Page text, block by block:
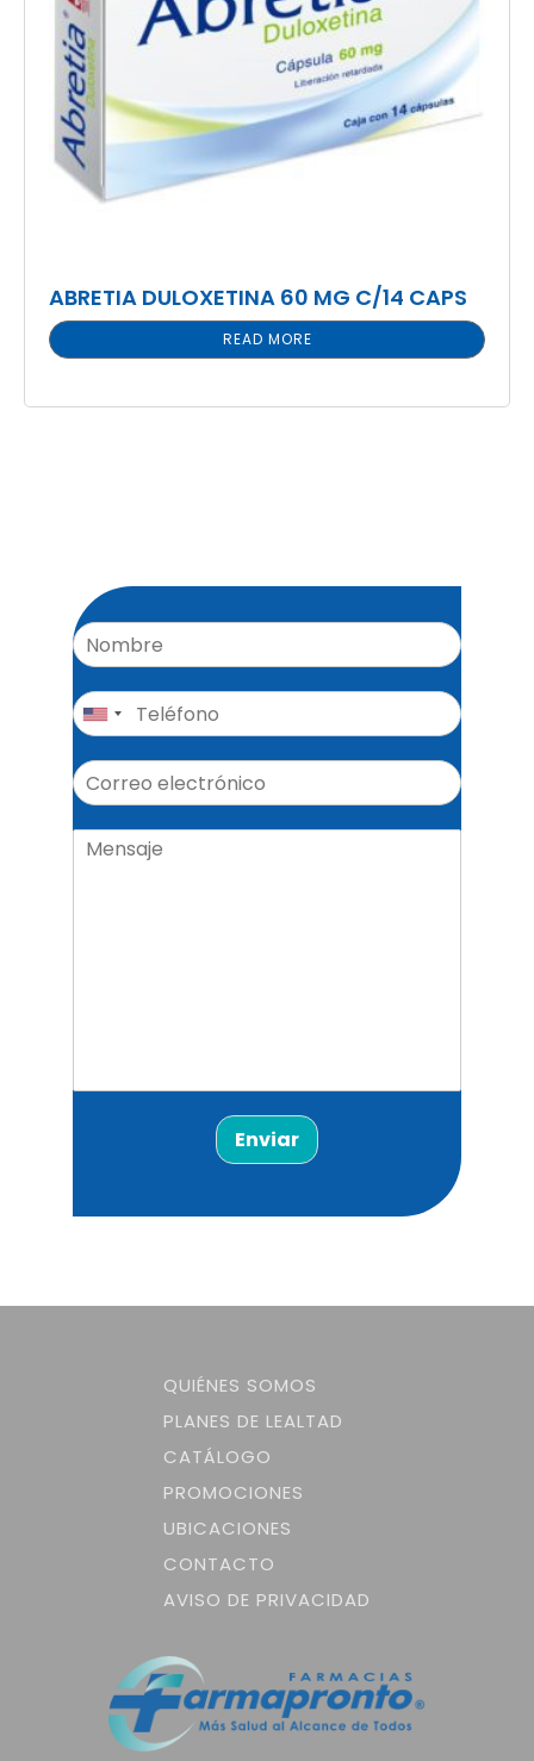
ABRETIA DULOXETINA 60 MG C/14 CAPS
READ MORE
Enviar
QUIÉNES SOMOS
PLANES DE LEALTAD
CATÁLOGO
PROMOCIONES
UBICACIONES
CONTACTO
AVISO DE PRIVACIDAD